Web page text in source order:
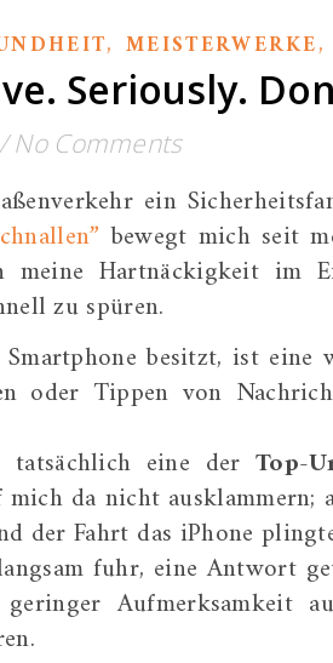
,MEISTERWERKE,
Seriously.
/ No Comments
ein
bewegt mich seit
meine Hartnäckigkeit im
zu spüren.
besitzt, ist eine
oder Tippen von
eine der Top-
da nicht ausklammern;
der Fahrt das iPhone
fuhr, eine Antwort
Aufmerksamkeit